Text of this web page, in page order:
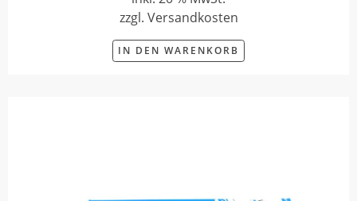
zzgl. Versandkosten
IN DEN WARENKORB